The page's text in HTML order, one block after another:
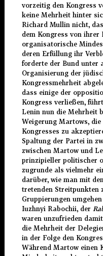
vorzeitig den Kongress
keine Mehrheit hinter
Richard Mullin nicht,
dem Kongress von
organisatorische
deren Erfüllung ihr
forderte der Bund unter
Organisierung der
Kongressmehrheit
dass einige der
Kongress verließen,
Lenin nun die Mehrheit
Weigerung Martows, die
Kongresses zu
Spaltung der Partei in
zwischen Martow und
prinzipieller politischer
zugrunde als vielmehr
darüber, wie man mit
tretenden Streitpunkten
Gruppierungen
Iuzhnyi Rabochii, der
waren unzufrieden
die Mehrheit der
in der Folge den
Während Martow einen